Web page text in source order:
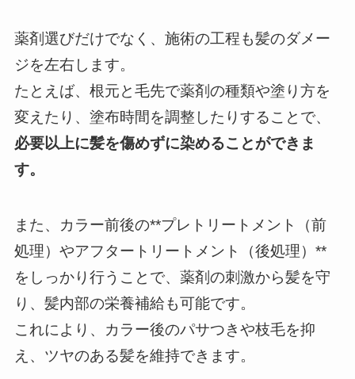
薬剤選びだけでなく、施術の工程も髪のダメー
ジを左右します。
たとえば、根元と毛先で薬剤の種類や塗り方を
変えたり、塗布時間を調整したりすることで、
必要以上に髪を傷めずに染めることができま
す。
また、カラー前後の**プレトリートメント（前
処理）やアフタートリートメント（後処理）**
をしっかり行うことで、薬剤の刺激から髪を守
り、髪内部の栄養補給も可能です。
これにより、カラー後のパサつきや枝毛を抑
え、ツヤのある髪を維持できます。